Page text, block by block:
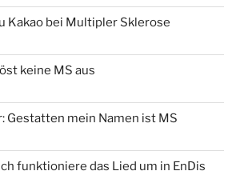
Kakao bei Multipler Sklerose
keine MS aus
Gestatten mein Namen ist MS
funktioniere das Lied um in EnDis